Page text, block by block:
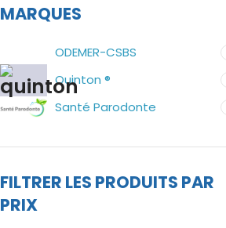
MARQUES
ODEMER-CSBS
Quinton ®
Santé Parodonte
FILTRER LES PRODUITS PAR
PRIX